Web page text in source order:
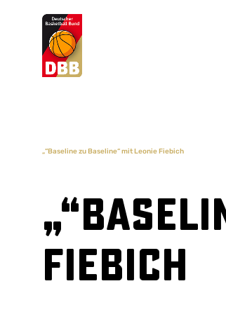
Suchvorschläge
„“Baseline zu Baseline“ mit Leonie Fiebich
Fiebich